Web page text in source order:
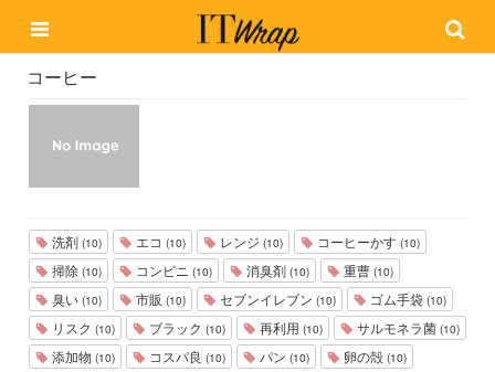
コーヒー
洗剤 (10) エコ (10) レンジ (10) コーヒーかす (10)
掃除 (10) コンビニ (10) 消臭剤 (10) 重曹 (10)
臭い (10) 市販 (10) セブンイレブン (10) ゴム手袋 (10)
リスク (10) ブラック (10) 再利用 (10) サルモネラ菌 (10)
添加物 (10) コスパ良 (10) パン (10) 卵の殻 (10)